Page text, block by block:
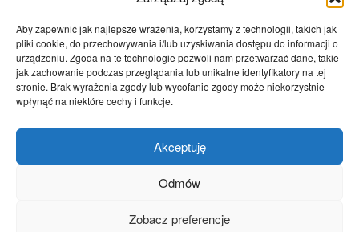
Aby zapewnić jak najlepsze wrażenia, korzystamy z technologii, takich jak
pliki cookie, do przechowywania i/lub uzyskiwania dostępu do informacji o
urządzeniu. Zgoda na te technologie pozwoli nam przetwarzać dane, takie
jak zachowanie podczas przeglądania lub unikalne identyfikatory na tej
stronie. Brak wyrażenia zgody lub wycofanie zgody może niekorzystnie
wpłynąć na niektóre cechy i funkcje.
Akceptuję
Odmów
Zobacz preferencje
Temat dnia
4601
Publicystyka
4363
Polityka
3639
Polska
Społeczeństwo
2823